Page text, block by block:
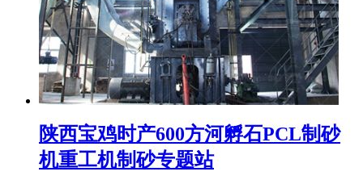
陕西宝鸡时产600方河孵石PCL制砂
机重工机制砂专题站